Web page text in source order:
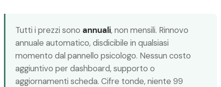
Tutti i prezzi sono annuali, non mensili. Rinnovo
annuale automatico, disdicibile in qualsiasi
momento dal pannello psicologo. Nessun costo
aggiuntivo per dashboard, supporto o
aggiornamenti scheda. Cifre tonde, niente 99